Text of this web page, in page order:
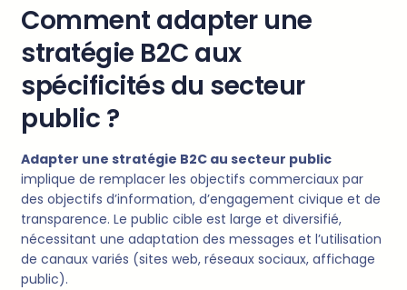
Comment adapter une
stratégie B2C aux
spécificités du secteur
public ?
Adapter une stratégie B2C au secteur public
implique de remplacer les objectifs commerciaux par
des objectifs d’information, d’engagement civique et de
transparence. Le public cible est large et diversifié,
nécessitant une adaptation des messages et l’utilisation
de canaux variés (sites web, réseaux sociaux, affichage
public).